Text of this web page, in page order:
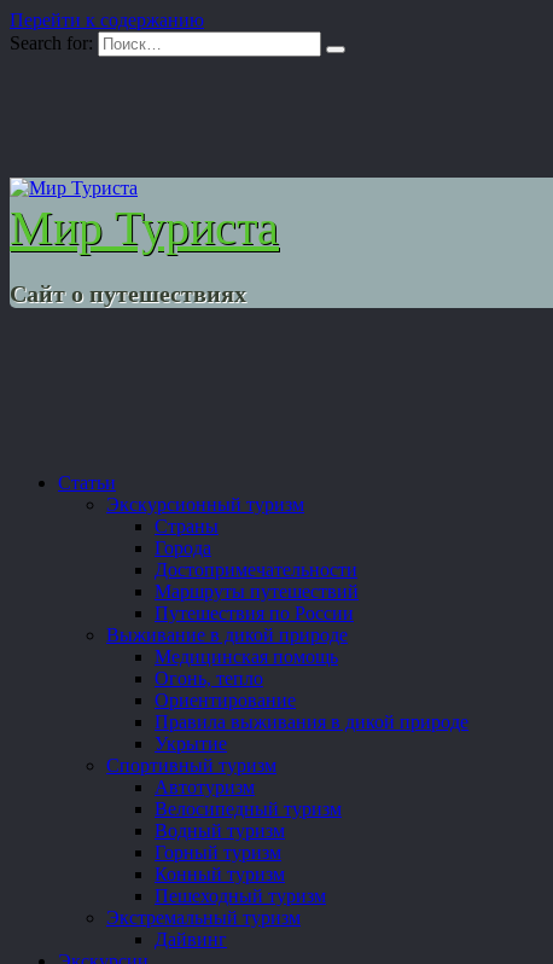
Перейти к содержанию
Search for:
Мир Туриста
Сайт о путешествиях
Статьи
Экскурсионный туризм
Страны
Города
Достопримечательности
Маршруты путешествий
Путешествия по России
Выживание в дикой природе
Медицинская помощь
Огонь, тепло
Ориентирование
Правила выживания в дикой природе
Укрытие
Спортивный туризм
Автотуризм
Велосипедный туризм
Водный туризм
Горный туризм
Конный туризм
Пешеходный туризм
Экстремальный туризм
Дайвинг